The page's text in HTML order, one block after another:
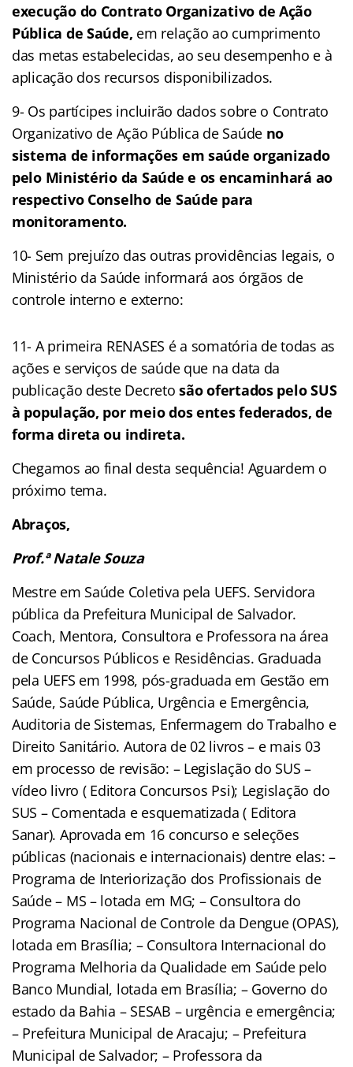
execução do Contrato Organizativo de Ação
Pública de Saúde, em relação ao cumprimento
das metas estabelecidas, ao seu desempenho e à
aplicação dos recursos disponibilizados.
9- Os partícipes incluirão dados sobre o Contrato
Organizativo de Ação Pública de Saúde no
sistema de informações em saúde organizado
pelo Ministério da Saúde e os encaminhará ao
respectivo Conselho de Saúde para
monitoramento.
10- Sem prejuízo das outras providências legais, o
Ministério da Saúde informará aos órgãos de
controle interno e externo:
11- A primeira RENASES é a somatória de todas as
ações e serviços de saúde que na data da
publicação deste Decretosão ofertados pelo SUS
à população, por meio dos entes federados, de
forma direta ou indireta.
Chegamos ao final desta sequência! Aguardem o
próximo tema.
Abraços,
Prof.ª Natale Souza
Mestre em Saúde Coletiva pela UEFS. Servidora
pública da Prefeitura Municipal de Salvador.
Coach, Mentora, Consultora e Professora na área
de Concursos Públicos e Residências. Graduada
pela UEFS em 1998, pós-graduada em Gestão em
Saúde, Saúde Pública, Urgência e Emergência,
Auditoria de Sistemas, Enfermagem do Trabalho e
Direito Sanitário. Autora de 02 livros – e mais 03
em processo de revisão: – Legislação do SUS –
vídeo livro ( Editora Concursos Psi); Legislação do
SUS – Comentada e esquematizada ( Editora
Sanar). Aprovada em 16 concurso e seleções
públicas (nacionais e internacionais) dentre elas: –
Programa de Interiorização dos Profissionais de
Saúde – MS – lotada em MG; – Consultora do
Programa Nacional de Controle da Dengue (OPAS),
lotada em Brasília; – Consultora Internacional do
Programa Melhoria da Qualidade em Saúde pelo
Banco Mundial, lotada em Brasília; – Governo do
estado da Bahia – SESAB – urgência e emergência;
– Prefeitura Municipal de Aracaju; – Prefeitura
Municipal de Salvador; – Professora da